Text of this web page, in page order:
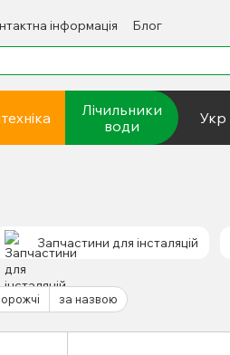
інформація
Блог
Лічильники
води
Укр
Запчастини для інсталяцій
за назвою